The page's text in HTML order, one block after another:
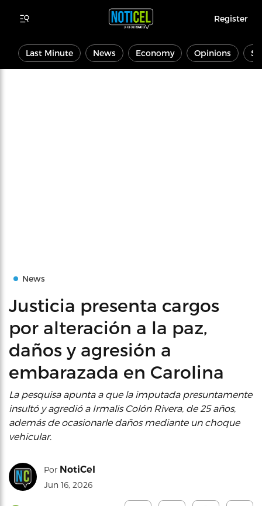
Register
Last Minute News Economy Opinions
News
Justicia presenta cargos
por alteración a la paz,
daños y agresión a
embarazada en Carolina
La pesquisa apunta a que la imputada presuntamente
insultó y agredió a Irmalis Colón Rivera, de 25 años,
además de ocasionarle daños mediante un choque
vehicular.
Por NotiCel
Jun 16, 2026